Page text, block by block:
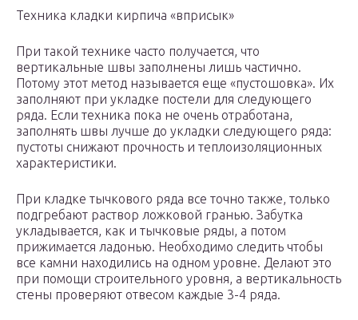
Техника кладки кирпича «вприсык»
При такой технике часто получается, что
вертикальные швы заполнены лишь частично.
Потому этот метод называется еще «пустошовка». Их
заполняют при укладке постели для следующего
ряда. Если техника пока не очень отработана,
заполнять швы лучше до укладки следующего ряда:
пустоты снижают прочность и теплоизоляционных
характеристики.
При кладке тычкового ряда все точно также, только
подгребают раствор ложковой гранью. Забутка
укладывается, как и тычковые ряды, а потом
прижимается ладонью. Необходимо следить чтобы
все камни находились на одном уровне. Делают это
при помощи строительного уровня, а вертикальность
стены проверяют отвесом каждые 3-4 ряда.